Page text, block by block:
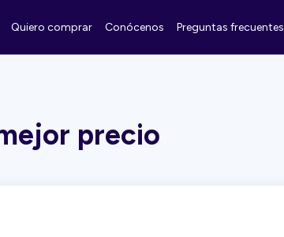
Quiero comprar Conócenos Preguntas frecuentes
precio